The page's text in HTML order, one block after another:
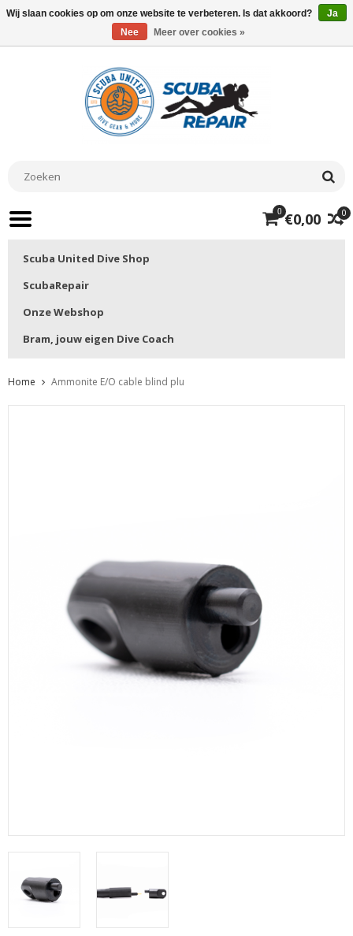
0
0 €0,00
Scuba United Dive Shop
ScubaRepair
Onze Webshop
Bram, jouw eigen Dive Coach
Home Ammonite E/O cable blind plu
Wij slaan cookies op om onze website te verbeteren. Is dat akkoord?
Ja
Nee
Meer over cookies »